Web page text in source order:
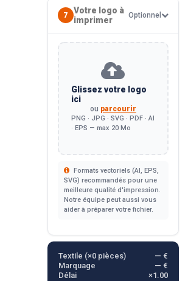
7
Votre logo à
imprimer
Optionnel
Glissez votre logo
ici
ou parcourir
PNG · JPG · SVG · PDF · AI
· EPS — max 20 Mo
Formats vectoriels (AI, EPS,
SVG) recommandés pour une
meilleure qualité d'impression.
Notre équipe peut aussi vous
aider à préparer votre fichier.
Textile (×0pièces)
— €
Marquage
— €
Délai
×1.00